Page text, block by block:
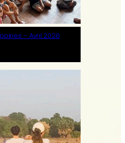
– Avril 2026